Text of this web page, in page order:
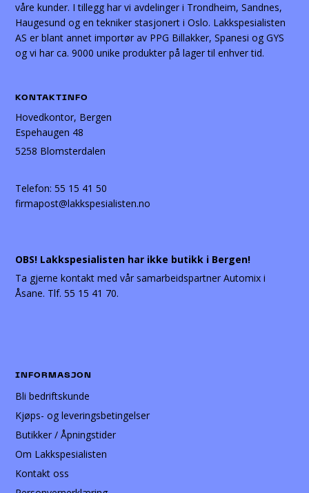
våre kunder. I tillegg har vi avdelinger i Trondheim, Sandnes,
Haugesund og en tekniker stasjonert i Oslo. Lakkspesialisten
AS er blant annet importør av PPG Billakker, Spanesi og GYS
og vi har ca. 9000 unike produkter på lager til enhver tid.
KONTAKTINFO
Hovedkontor, Bergen
Espehaugen 48
5258 Blomsterdalen
Telefon:55 15 41 50
firmapost@lakkspesialisten.no
OBS! Lakkspesialisten har ikke butikk i Bergen!
Ta gjerne kontakt med vår samarbeidspartner Automix i
Åsane. Tlf. 55 15 41 70.
INFORMASJON
Bli bedriftskunde
Kjøps- og leveringsbetingelser
Butikker / Åpningstider
Om Lakkspesialisten
Kontakt oss